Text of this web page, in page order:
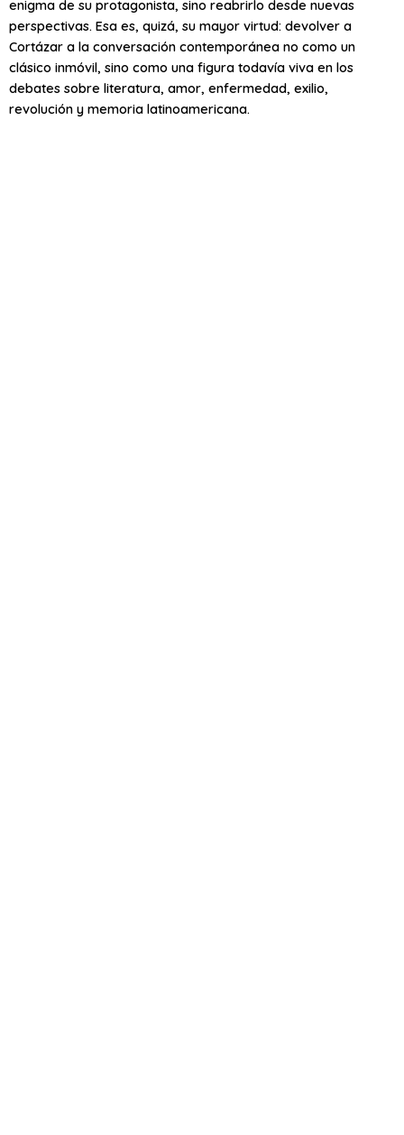
enigma de su protagonista, sino reabrirlo desde nuevas
perspectivas. Esa es, quizá, su mayor virtud: devolver a
Cortázar a la conversación contemporánea no como un
clásico inmóvil, sino como una figura todavía viva en los
debates sobre literatura, amor, enfermedad, exilio,
revolución y memoria latinoamericana.